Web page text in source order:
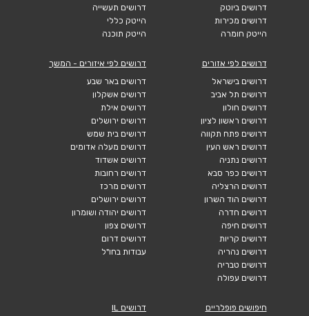
דרושים ביוטק
דרושים מכירות
הייטק חומרה
דרושים תעשייה
הייטק כללי
הייטק תוכנה
דרושים לפי אזורים
דרושים בישראל
דרושים תל אביב
דרושים חולון
דרושים ראשון לציון
דרושים פתח תקווה
דרושים ראש העין
דרושים נתניה
דרושים כפר סבא
דרושים הרצליה
דרושים הוד השרון
דרושים חדרה
דרושים חיפה
דרושים קריות
דרושים נהריה
דרושים טבריה
דרושים עפולה
דרושים לפי איזורים - המשך
דרושים באר שבע
דרושים אשקלון
דרושים אילת
דרושים ירושלים
דרושים בית שמש
דרושים מעלה אדומים
דרושים אשדוד
דרושים רחובות
דרושים מרכז
דרושים ירושלים
דרושים יהודה ושומרון
דרושים צפון
דרושים דרום
עבודות בחו"ל
חיפושים פופלריים
דרושים IL